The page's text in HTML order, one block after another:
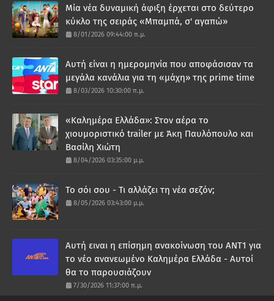
Μία νέα δυναμική άφιξη έρχεται στο δεύτερο
κύκλο της σειράς «Μπαμπά, σ' αγαπώ»
8/01/2026 09:44:00 π.μ.
Αυτή είναι η ημερομηνία που αποφάσισαν τα
μεγάλα κανάλια για τη «μάχη» της prime time
8/03/2026 10:30:00 π.μ.
«Καλημέρα Ελλάδα»: Στον αέρα το
χιουμοριστικό trailer με Άκη Παυλόπουλο και
Βασίλη Χιώτη
8/04/2026 03:35:00 μ.μ.
Το σόι σου - Τι αλλάζει τη νέα σεζόν;
8/05/2026 03:43:00 μ.μ.
Αυτή ειναι η επίσημη ανακοίνωση του ΑΝΤ1 για
το νέο ανανεωμένο Καλημέρα Ελλάδα - Αυτοί
θα το παρουσιάζουν
7/30/2026 11:37:00 π.μ.